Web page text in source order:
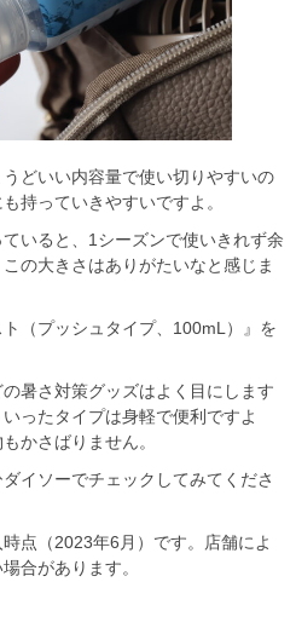
どいい内容量で使い切りやすいの
持っていきやすいですよ。
いると、1シーズンで使いきれず余
の大きさはありがたいなと感じま
（プッシュタイプ、100mL）』を
暑さ対策グッズはよく目にします
ったタイプは身軽で便利ですよ
かさばりません。
イソーでチェックしてみてくださ
点（2023年6月）です。店舗によ
合があります。